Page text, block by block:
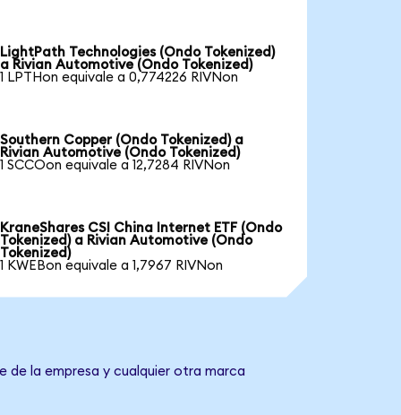
LightPath Technologies (Ondo Tokenized)
a Rivian Automotive (Ondo Tokenized)
1 LPTHon equivale a 0,774226 RIVNon
Southern Copper (Ondo Tokenized) a
Rivian Automotive (Ondo Tokenized)
1 SCCOon equivale a 12,7284 RIVNon
KraneShares CSI China Internet ETF (Ondo
Tokenized) a Rivian Automotive (Ondo
Tokenized)
1 KWEBon equivale a 1,7967 RIVNon
de la empresa y cualquier otra marca